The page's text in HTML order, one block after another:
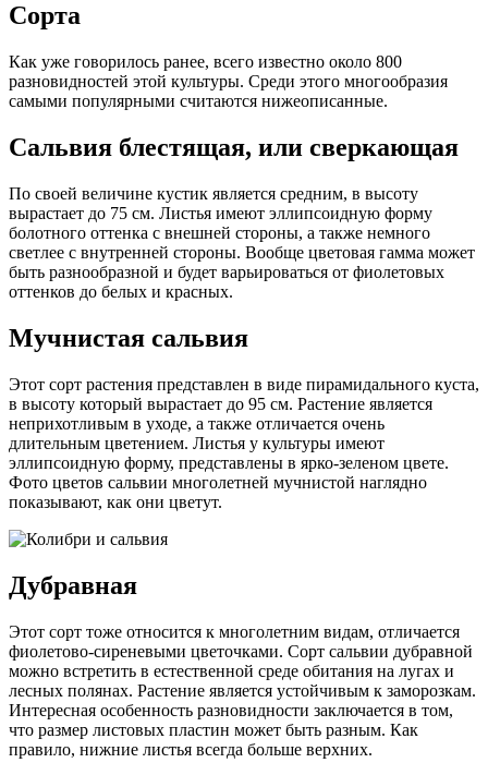
Сорта
Как уже говорилось ранее, всего известно около 800
разновидностей этой культуры. Среди этого многообразия
самыми популярными считаются нижеописанные.
Сальвия блестящая, или сверкающая
По своей величине кустик является средним, в высоту
вырастает до 75 см. Листья имеют эллипсоидную форму
болотного оттенка с внешней стороны, а также немного
светлее с внутренней стороны. Вообще цветовая гамма может
быть разнообразной и будет варьироваться от фиолетовых
оттенков до белых и красных.
Мучнистая сальвия
Этот сорт растения представлен в виде пирамидального куста,
в высоту который вырастает до 95 см. Растение является
неприхотливым в уходе, а также отличается очень
длительным цветением. Листья у культуры имеют
эллипсоидную форму, представлены в ярко-зеленом цвете.
Фото цветов сальвии многолетней мучнистой наглядно
показывают, как они цветут.
Дубравная
Этот сорт тоже относится к многолетним видам, отличается
фиолетово-сиреневыми цветочками. Сорт сальвии дубравной
можно встретить в естественной среде обитания на лугах и
лесных полянах. Растение является устойчивым к заморозкам.
Интересная особенность разновидности заключается в том,
что размер листовых пластин может быть разным. Как
правило, нижние листья всегда больше верхних.